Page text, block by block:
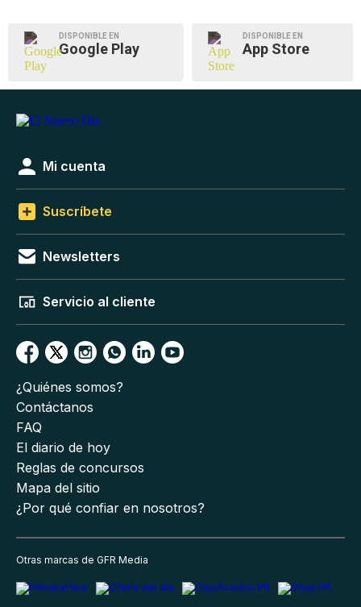
DISPONIBLE EN
Google Play
DISPONIBLE EN
App Store
Mi cuenta
Suscríbete
Newsletters
Servicio al cliente
¿Quiénes somos?
Contáctanos
FAQ
El diario de hoy
Reglas de concursos
Mapa del sitio
¿Por qué confiar en nosotros?
Otras marcas de GFR Media